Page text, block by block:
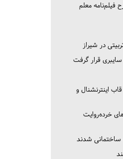
فیلم‌نامه معلم
در شیراز
قرار گرفت
قاب اینترنشنال و
خرده‌روایت
ساختمانی شدند